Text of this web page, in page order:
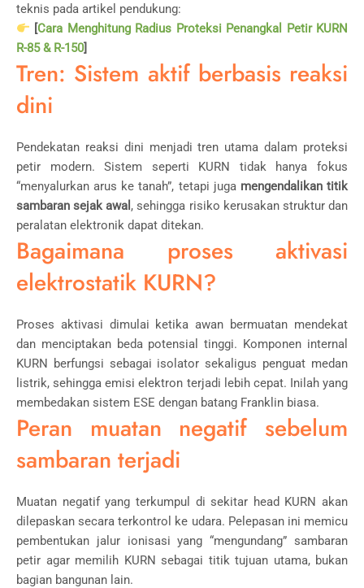
teknis pada artikel pendukung:
[Cara Menghitung Radius Proteksi Penangkal Petir KURN
R-85 & R-150]
Tren: Sistem aktif berbasis reaksi
dini
Pendekatan reaksi dini menjadi tren utama dalam proteksi
petir modern. Sistem seperti KURN tidak hanya fokus
“menyalurkan arus ke tanah”, tetapi juga mengendalikan titik
sambaran sejak awal , sehingga risiko kerusakan struktur dan
peralatan elektronik dapat ditekan.
Bagaimana proses aktivasi
elektrostatik KURN?
Proses aktivasi dimulai ketika awan bermuatan mendekat
dan menciptakan beda potensial tinggi. Komponen internal
KURN berfungsi sebagai isolator sekaligus penguat medan
listrik, sehingga emisi elektron terjadi lebih cepat. Inilah yang
membedakan sistem ESE dengan batang Franklin biasa.
Peran muatan negatif sebelum
sambaran terjadi
Muatan negatif yang terkumpul di sekitar head KURN akan
dilepaskan secara terkontrol ke udara. Pelepasan ini memicu
pembentukan jalur ionisasi yang “mengundang” sambaran
petir agar memilih KURN sebagai titik tujuan utama, bukan
bagian bangunan lain.